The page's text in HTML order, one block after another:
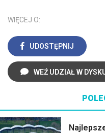
WIĘCEJ O:
UDOSTĘPNIJ
WEŹ UDZIAŁ W